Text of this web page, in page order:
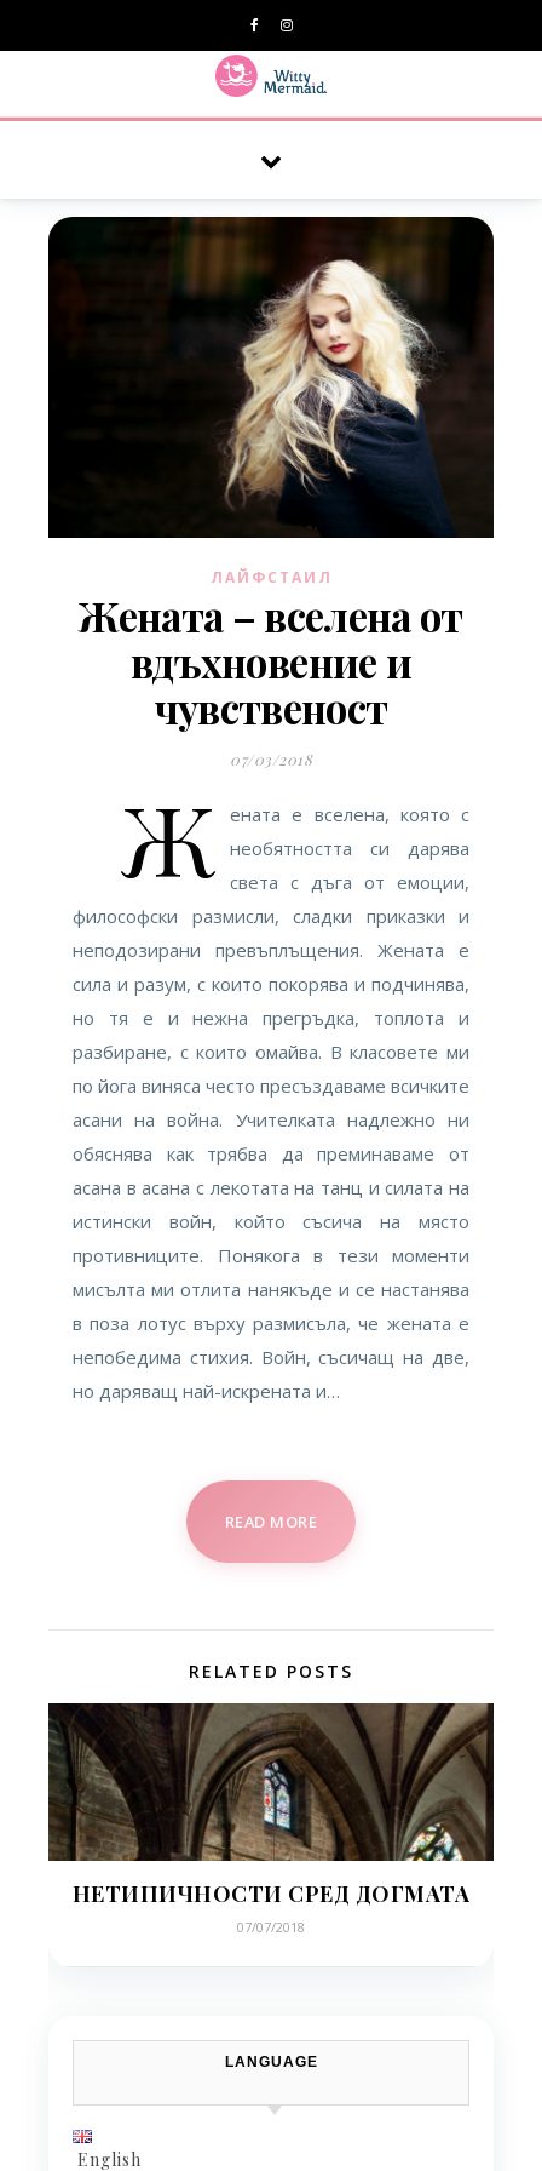
ЛАЙФСТАИЛ
Жената – вселена от
вдъхновение и
чувственост
07/03/2018
Ж ената е вселена, която с
необятността си дарява
света с дъга от емоции,
философски размисли, сладки приказки и
неподозирани превъплъщения. Жената е
сила и разум, с които покорява и подчинява,
но тя е и нежна прегръдка, топлота и
разбиране, с които омайва. В класовете ми
по йога виняса често пресъздаваме всичките
асани на война. Учителката надлежно ни
обяснява как трябва да преминаваме от
асана в асана с лекотата на танц и силата на
истински войн, който съсича на място
противниците. Понякога в тези моменти
мисълта ми отлита нанякъде и се настанява
в поза лотус върху размисъла, че жената е
непобедима стихия. Войн, съсичащ на две,
но даряващ най-искрената и…
READ MORE
RELATED POSTS
НЕТИПИЧНОСТИ СРЕД ДОГМАТА
07/07/2018
LANGUAGE
English